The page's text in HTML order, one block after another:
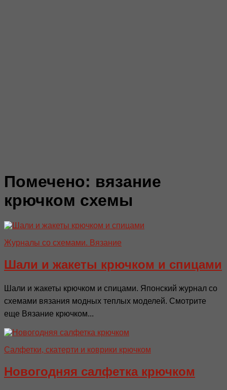
Помечено: вязание
крючком схемы
Журналы со схемами. Вязание
Шали и жакеты крючком и спицами
Шали и жакеты крючком и спицами. Японский журнал со
схемами вязания модных теплых моделей. Смотрите
еще Вязание крючком...
Салфетки, скатерти и коврики крючком
Новогодняя салфетка крючком